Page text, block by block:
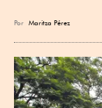
Por Maritza Pérez